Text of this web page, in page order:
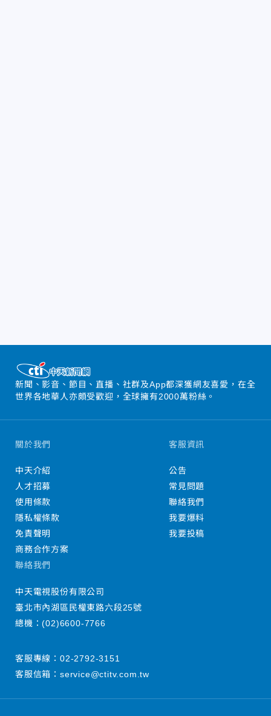
新聞、影音、節目、直播、社群及App都深獲網友喜愛，在全
世界各地華人亦頗受歡迎，全球擁有2000萬粉絲。
關於我們
中天介紹
人才招募
使用條款
隱私權條款
免責聲明
商務合作方案
客服資訊
公告
常見問題
聯絡我們
我要爆料
我要投稿
聯絡我們
中天電視股份有限公司
臺北市內湖區民權東路六段25號
總機：(02)6600-7766
客服專線： 02-2792-3151
客服信箱： service@ctitv.com.tw